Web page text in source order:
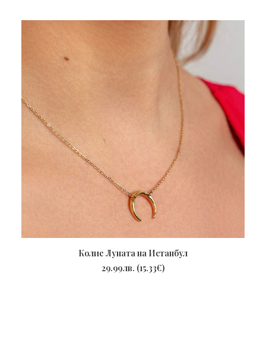
ПОРЪЧАЙ
Колие Луната на Истанбул
29.99лв. (15.33€)